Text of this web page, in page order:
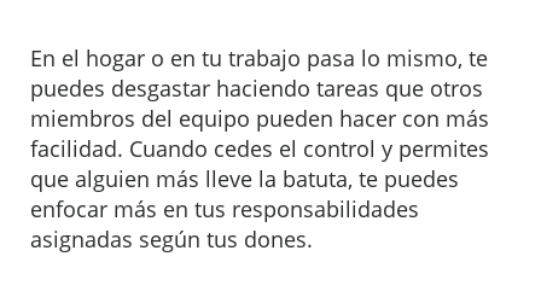
En el hogar o en tu trabajo pasa lo mismo, te
puedes desgastar haciendo tareas que otros
miembros del equipo pueden hacer con más
facilidad. Cuando cedes el control y permites
que alguien más lleve la batuta, te puedes
enfocar más en tus responsabilidades
asignadas según tus dones.